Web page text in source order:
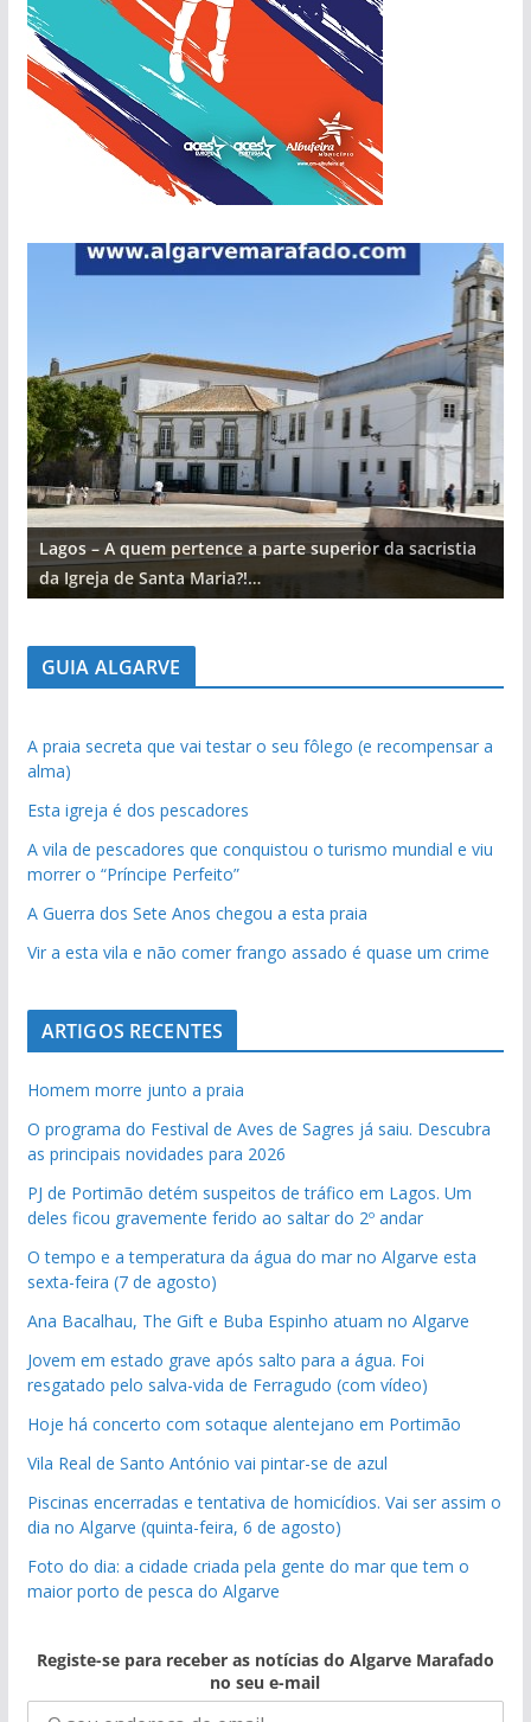
Lagos – A quem pertence a parte superior da sacristia
da Igreja de Santa Maria?!…
GUIA ALGARVE
A praia secreta que vai testar o seu fôlego (e recompensar a
alma)
Esta igreja é dos pescadores
A vila de pescadores que conquistou o turismo mundial e viu
morrer o “Príncipe Perfeito”
A Guerra dos Sete Anos chegou a esta praia
Vir a esta vila e não comer frango assado é quase um crime
ARTIGOS RECENTES
Homem morre junto a praia
O programa do Festival de Aves de Sagres já saiu. Descubra
as principais novidades para 2026
PJ de Portimão detém suspeitos de tráfico em Lagos. Um
deles ficou gravemente ferido ao saltar do 2º andar
O tempo e a temperatura da água do mar no Algarve esta
sexta-feira (7 de agosto)
Ana Bacalhau, The Gift e Buba Espinho atuam no Algarve
Jovem em estado grave após salto para a água. Foi
resgatado pelo salva-vida de Ferragudo (com vídeo)
Hoje há concerto com sotaque alentejano em Portimão
Vila Real de Santo António vai pintar-se de azul
Piscinas encerradas e tentativa de homicídios. Vai ser assim o
dia no Algarve (quinta-feira, 6 de agosto)
Foto do dia: a cidade criada pela gente do mar que tem o
maior porto de pesca do Algarve
Registe-se para receber as notícias do Algarve Marafado
no seu e-mail